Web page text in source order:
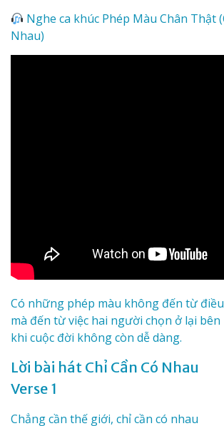
Nghe ca khúc Phép Màu Chân Thật
Nhau)
Có những phép màu không đến từ
mà đến từ việc hai người chọn ở lại bên
khi cuộc đời không còn dễ dàng.
Lời bài hát Chỉ Cần Có Nhau
Verse 1
Chẳng cần thế giới, chỉ cần có nhau